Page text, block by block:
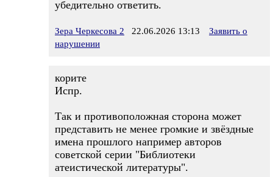
убедительно ответить.
Зера Черкесова 2 22.06.2026 13:13
Заявить о
нарушении
корите
Испр.
Так и противоположная сторона может
представить не менее громкие и звёздные
имена прошлого например авторов
советской серии "Библиотеки
атеистической литературы".